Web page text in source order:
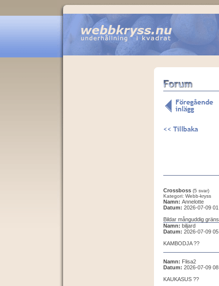
Crossboss (5 svar)
Kategori: Webb-kryss
Namn: Annelotte
Datum: 2026-07-09
Bildar månguddig
Namn: biljard
Datum: 2026-07-09
KAMBODJA ??
Namn: Flisa2
Datum: 2026-07-09
KAUKASUS ??